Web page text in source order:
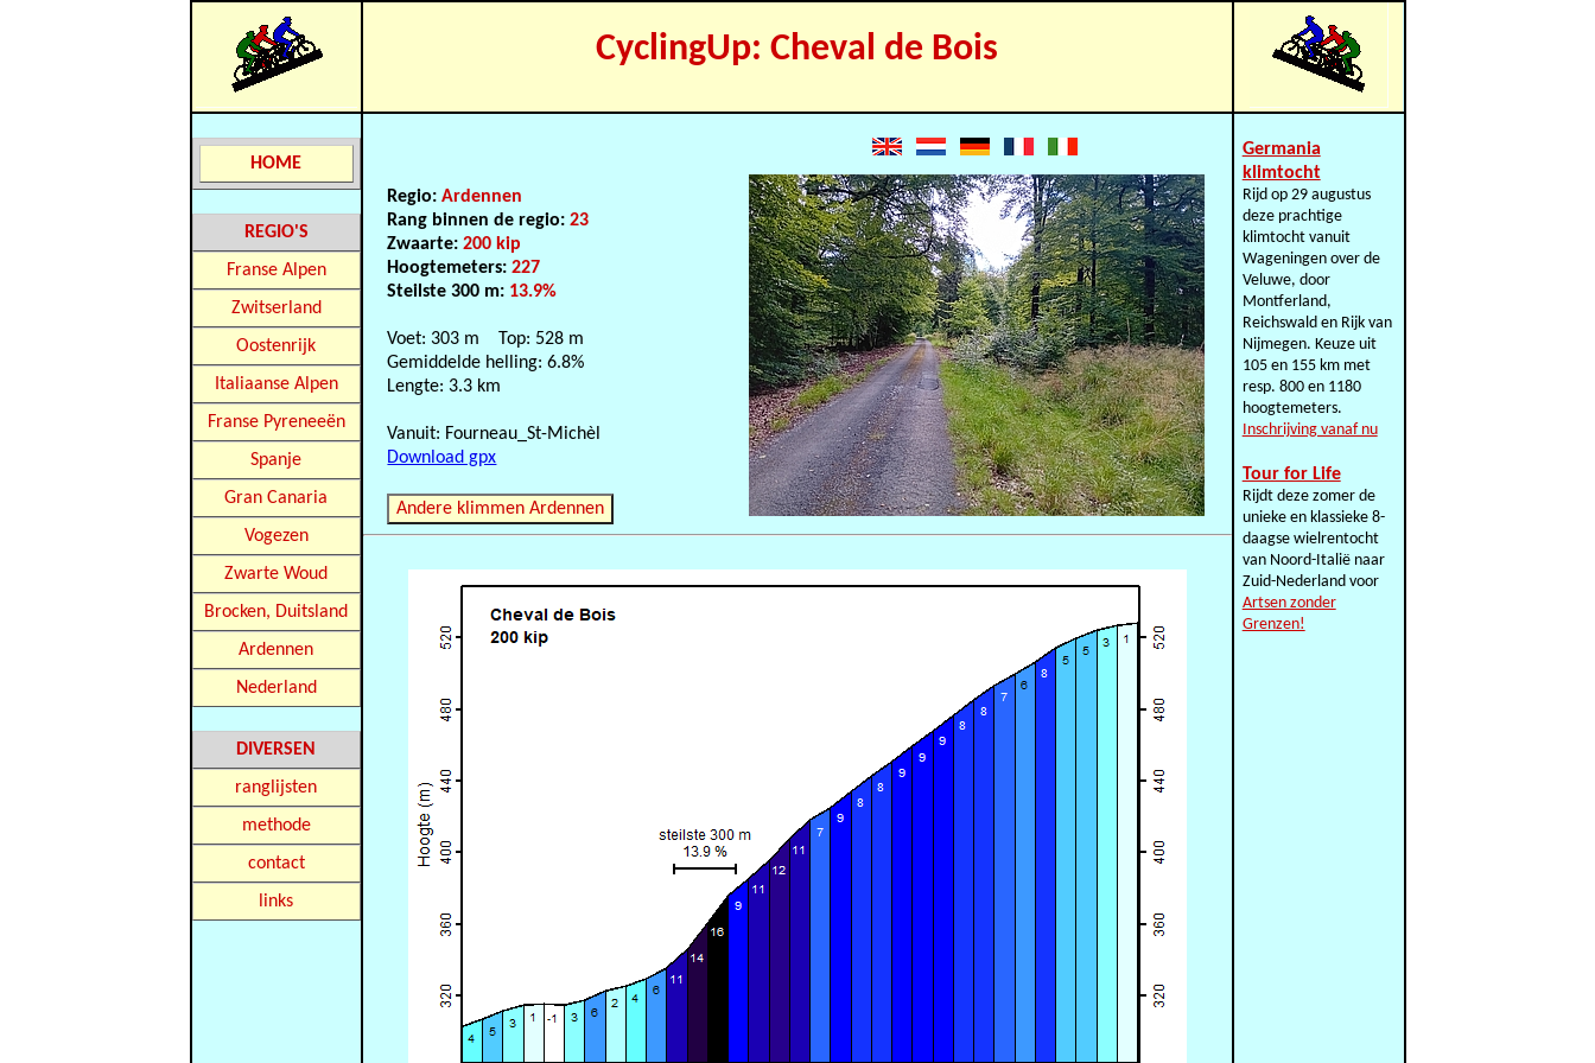
CyclingUp: Cheval de Bois
HOME
REGIO'S
Franse Alpen
Zwitserland
Oostenrijk
Italiaanse Alpen
Franse Pyreneeën
Spanje
Gran Canaria
Vogezen
Zwarte Woud
Brocken, Duitsland
Ardennen
Nederland
DIVERSEN
ranglijsten
methode
contact
links
Regio:Ardennen
Rang binnen de regio:23
Zwaarte:200 kip
Hoogtemeters:227
Steilste 300 m: 13.9%
Voet: 303 m Top: 528 m
Gemiddelde helling: 6.8%
Lengte: 3.3 km
Vanuit: Fourneau_St-Michèl
Download gpx
Andere klimmen Ardennen
Germania
klimtocht
Rijd op 29 augustus
deze prachtige
klimtocht vanuit
Wageningen over de
Veluwe, door
Montferland,
Reichswald en Rijk van
Nijmegen. Keuze uit
105 en 155 km met
resp. 800 en 1180
hoogtemeters.
Inschrijving vanaf nu
Tour for Life
Rijdt deze zomer de
unieke en klassieke 8-
daagse wielrentocht
van Noord-Italië naar
Zuid-Nederland voor
Artsen zonder
Grenzen!